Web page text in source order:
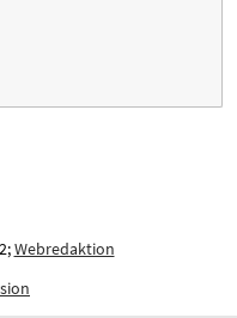
Webredaktion